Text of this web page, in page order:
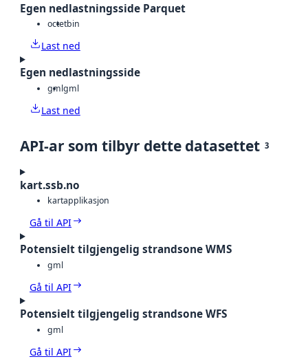
Egen nedlastningsside Parquet
octetbin
Last ned
Egen nedlastningsside
gmlgml
Last ned
API-ar som tilbyr dette datasettet 3
kart.ssb.no
kartapplikasjon
Gå til API
Potensielt tilgjengelig strandsone WMS
gml
Gå til API
Potensielt tilgjengelig strandsone WFS
gml
Gå til API